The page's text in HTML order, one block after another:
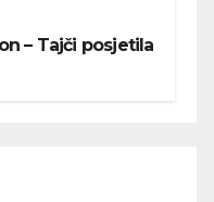
– Tajči posjetila